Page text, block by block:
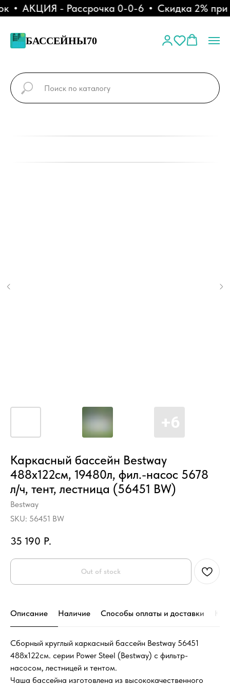
АКЦИЯ - Рассрочка 0-0-6 Скидка 2% при
БАССЕЙНЫ70
Каркасный бассейн Bestway
488х122см, 19480л, фил.-насос 5678
л/ч, тент, лестница (56451 BW)
Bestway
SKU: 56451 BW
35 190 Р.
Out of stock
Описание Наличие Способы оплаты и доставки
Сборный круглый каркасный бассейн Bestway 56451
488х122см. серии Power Steel (Bestway) с фильтр-
насосом, лестницей и тентом.
Чаша бассейна изготовлена из высококачественного